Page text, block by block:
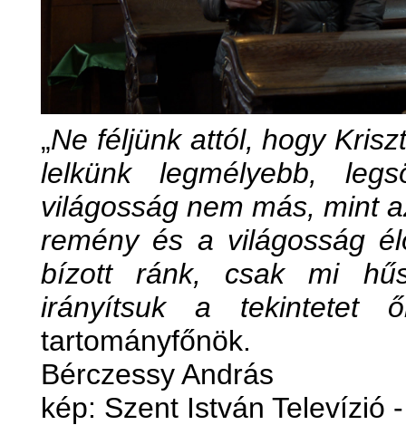
„Ne féljünk attól, hogy
lelkünk legmélyebb,
világosság nem más, mint
remény és a világosság
bízott ránk, csak mi
irányítsuk a tekintetet
tartományfőnök.
Bérczessy András
kép: Szent István Televízió